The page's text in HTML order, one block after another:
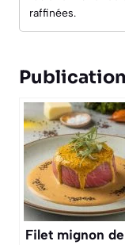
raffinées.
Filet mignon de